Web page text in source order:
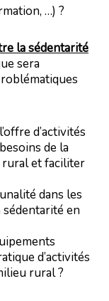
…) ?
la sédentarité
sera
d’activités
de la
et faciliter
dans les
en
d’activités
rural ?